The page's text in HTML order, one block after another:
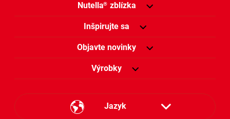
Nutella® zblízka
Inšpirujte sa
Objavte novinky
Výrobky
Jazyk